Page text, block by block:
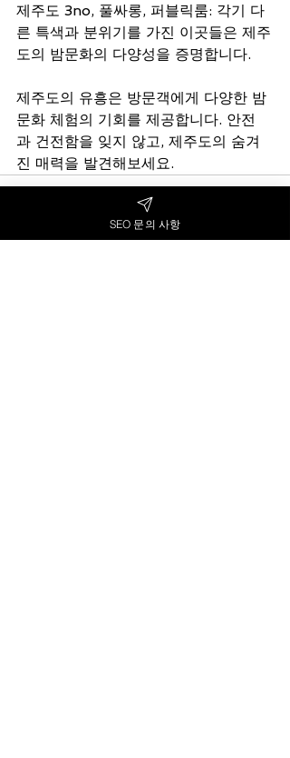
제주도 3no, 풀싸롱, 퍼블릭룸: 각기 다
른 특색과 분위기를 가진 이곳들은 제주
도의 밤문화의 다양성을 증명합니다.
제주도의 유흥은 방문객에게 다양한 밤
문화 체험의 기회를 제공합니다. 안전
과 건전함을 잊지 않고, 제주도의 숨겨
진 매력을 발견해보세요.
SEO 문의 사항